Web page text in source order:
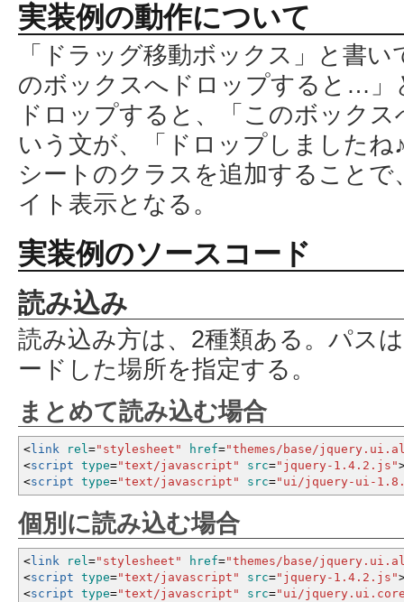
実装例の動作について
「ドラッグ移動ボックス」と書
のボックスへドロップすると…」
ドロップすると、「このボック
いう文が、「ドロップしました
シートのクラスを追加すること
イト表示となる。
実装例のソースコード
読み込み
読み込み方は、2種類ある。パス
ードした場所を指定する。
まとめて読み込む場合
<link rel="stylesheet" href="themes/base/
<script type="text/javascript" src="jquery-1.4.2.js"
<script type="text/javascript" src="ui/jquery-ui-
個別に読み込む場合
<link rel="stylesheet" href="themes/base/
<script type="text/javascript" src="jquery-1.4.2.js"
<script type="text/javascript" src="ui/